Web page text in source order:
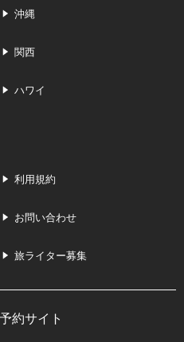
沖縄
関西
ハワイ
利用規約
お問い合わせ
旅ライター募集
約サイト